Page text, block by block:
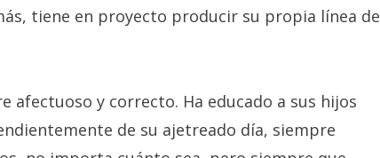
tiene en proyecto producir su propia línea de
afectuoso y correcto. Ha educado a sus hijos
de su ajetreado día, siempre